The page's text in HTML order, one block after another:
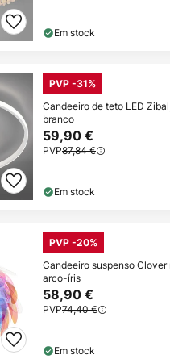
Em stock
PVP -31%
Candeeiro de teto LED
branco
59,90 €
PVP87,84 €
Em stock
PVP -20%
Candeeiro suspenso Clover
arco-íris
58,90 €
PVP74,40 €
Em stock